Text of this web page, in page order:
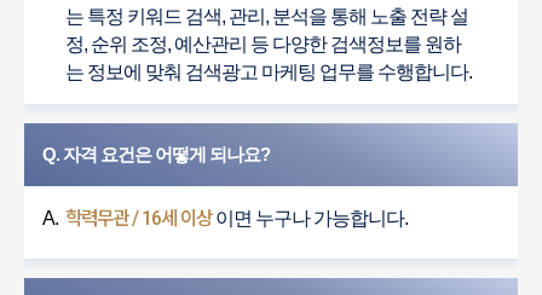
는 특정 키워드 검색, 관리, 분석을 통해 노출 전략 설
정, 순위 조정, 예산관리 등 다양한 검색정보를 원하
는 정보에 맞춰 검색광고 마케팅 업무를 수행합니다.
Q. 자격 요건은 어떻게 되나요?
A. 학력무관 / 16세 이상이면 누구나 가능합니다.